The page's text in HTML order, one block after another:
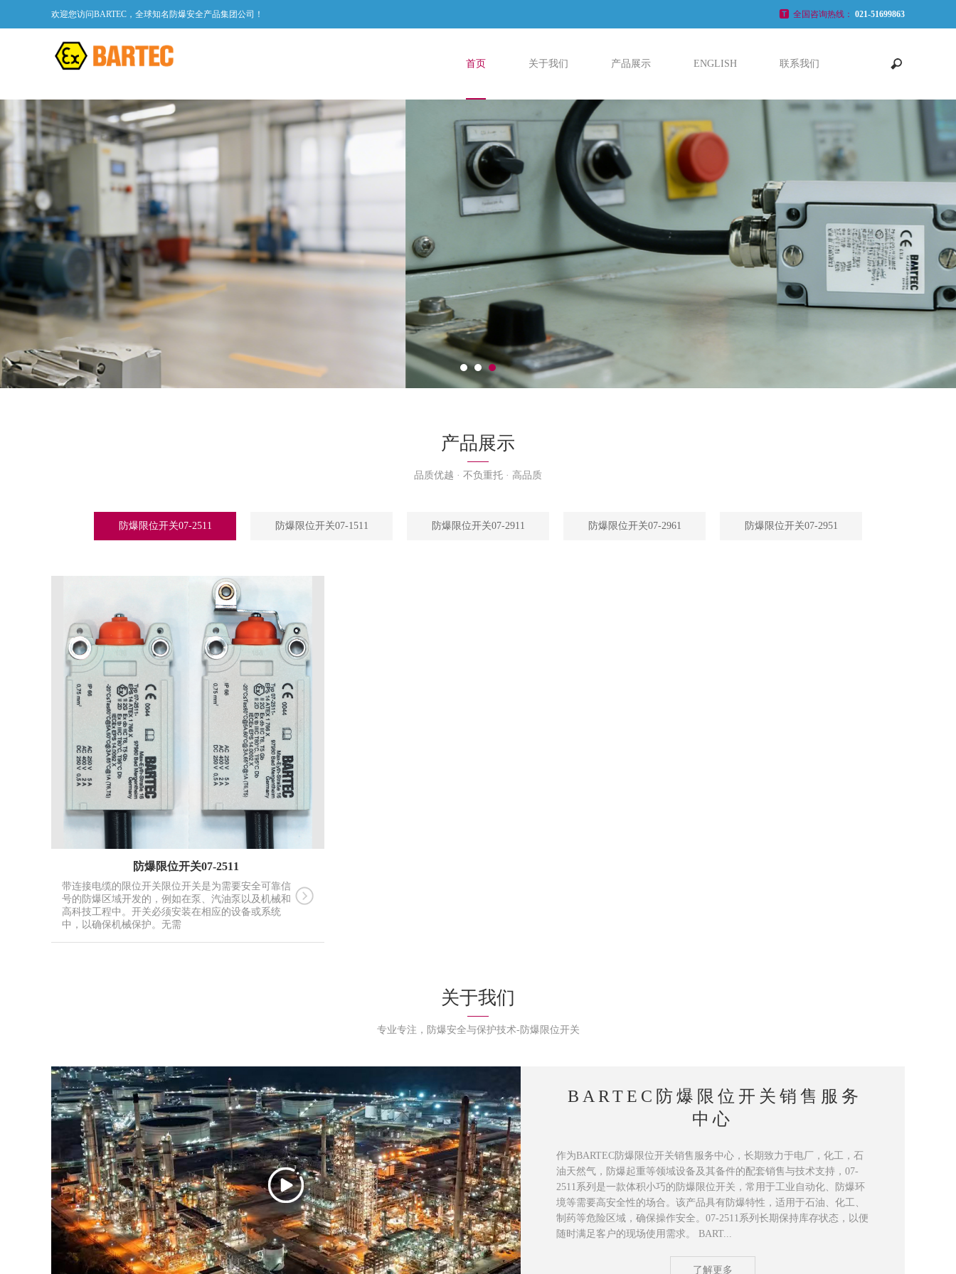
欢迎您访问BARTEC，全球知名防爆安全产品集团公司！ 全国咨询热线： 021-51699863
首页 关于我们 产品展示 ENGLISH 联系我们
产品展示
品质优越 · 不负重托 · 高品质
防爆限位开关07-2511 防爆限位开关07-1511 防爆限位开关07-2911 防爆限位开关07-2961 防爆限位开关07-2951
防爆限位开关07-2511
带连接电缆的限位开关限位开关是为需要安全可靠信
号的防爆区域开发的，例如在泵、汽油泵以及机械和
高科技工程中。开关必须安装在相应的设备或系统
中，以确保机械保护。无需
关于我们
专业专注，防爆安全与保护技术-防爆限位开关
BARTEC防爆限位开关销售服务
中心
作为BARTEC防爆限位开关销售服务中心，长期致力于电厂，化工，石
油天然气，防爆起重等领域设备及其备件的配套销售与技术支持，07-
2511系列是一款体积小巧的防爆限位开关，常用于工业自动化、防爆环
境等需要高安全性的场合。该产品具有防爆特性，适用于石油、化工、
制药等危险区域，确保操作安全。07-2511系列长期保持库存状态，以便
随时满足客户的现场使用需求。 BART...
了解更多